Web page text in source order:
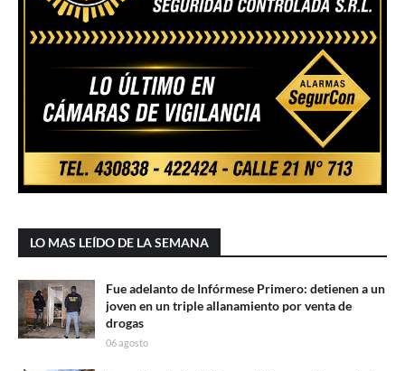
LO MAS LEÍDO DE LA SEMANA
Fue adelanto de Infórmese Primero: detienen a un
joven en un triple allanamiento por venta de
drogas
06 agosto